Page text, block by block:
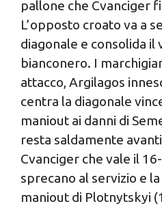
pallone che Cvanciger
L’opposto croato va a
diagonale e consolida il
bianconero. I
attacco, Argilagos
centra la diagonale
maniout ai danni di
resta saldamente avanti
Cvanciger che vale il
sprecano al servizio e
maniout di Plotnytskyi